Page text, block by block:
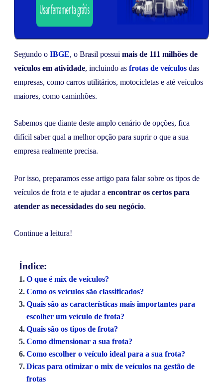
Segundo o IBGE, o Brasil possui mais de 111 milhões de
veículos em atividade, incluindo as frotas de veículos das
empresas, como carros utilitários, motocicletas e até veículos
maiores, como caminhões.
Sabemos que diante deste amplo cenário de opções, fica
difícil saber qual a melhor opção para suprir o que a sua
empresa realmente precisa.
Por isso, preparamos esse artigo para falar sobre os tipos de
veículos de frota e te ajudar a encontrar os certos para
atender as necessidades do seu negócio.
Continue a leitura!
Índice:
O que é mix de veículos?
Como os veículos são classificados?
Quais são as características mais importantes para
escolher um veículo de frota?
Quais são os tipos de frota?
Como dimensionar a sua frota?
Como escolher o veículo ideal para a sua frota?
Dicas para otimizar o mix de veículos na gestão de
frotas